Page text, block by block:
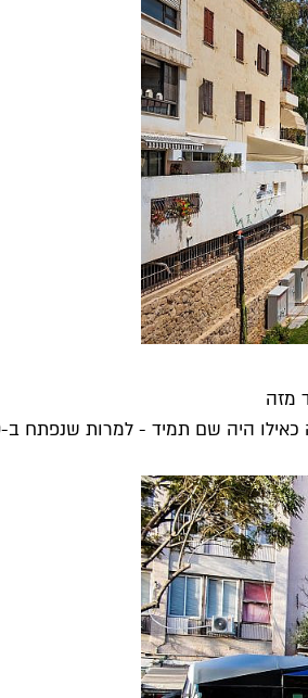
מזה
למרות שנפתח ב-2020. סיפור ההצלחה שלו מוכיח...